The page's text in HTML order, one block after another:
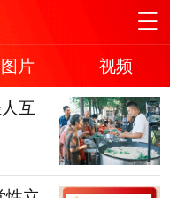
图片
视频
互